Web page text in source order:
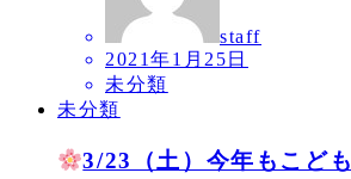
staff
2021年1月25日
未分類
未分類
3/23（土）今年もこど